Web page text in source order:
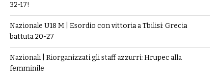
32-17!
Nazionale U18 M | Esordio con vittoria a Tbilisi: Grecia
battuta 20-27
Nazionali | Riorganizzati gli staff azzurri: Hrupec alla
femminile